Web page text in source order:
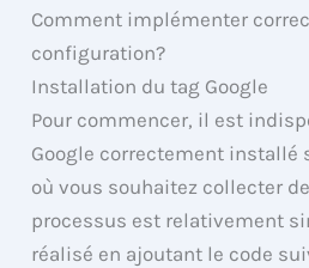
Comment implémenter
configuration?
Installation du tag Google
Pour commencer, il est
Google correctement installé
où vous souhaitez collecter
processus est relativement
réalisé en ajoutant le code